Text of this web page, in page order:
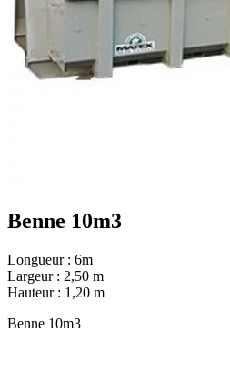
Benne 10m3
Longueur : 6m
Largeur : 2,50 m
Hauteur : 1,20 m
Benne 10m3